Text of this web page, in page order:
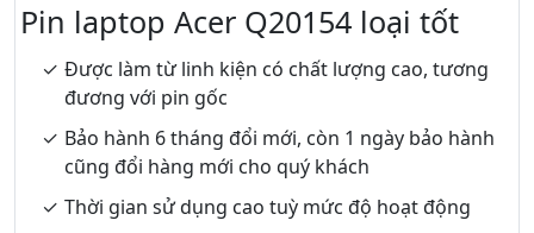
Pin laptop Acer Q20154 loại tốt
Được làm từ linh kiện có chất lượng cao, tương
đương với pin gốc
Bảo hành 6 tháng đổi mới, còn 1 ngày bảo hành
cũng đổi hàng mới cho quý khách
Thời gian sử dụng cao tuỳ mức độ hoạt động